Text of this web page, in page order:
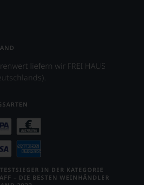
liefern wir FREI HAUS
IN DER KATEGORIE
– DIE BESTEN WEINHÄNDLER